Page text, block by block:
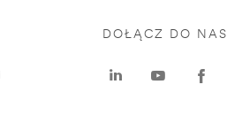
DOŁĄCZ DO NAS